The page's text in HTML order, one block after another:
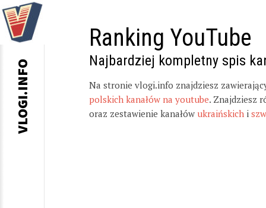
Ranking YouTube
Najbardziej kompletny spis
Na stronie vlogi.info znajdziesz
polskich kanałów na youtube. Znajdziesz
oraz zestawienie kanałów ukraińskich i
VLOGI.INFO